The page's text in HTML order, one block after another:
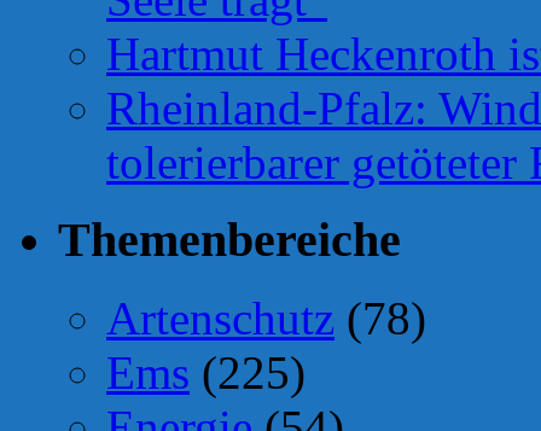
Hartmut Heckenroth
Rheinland-Pfalz:
tolerierbarer getöteter
Themenbereiche
Artenschutz (78)
Ems (225)